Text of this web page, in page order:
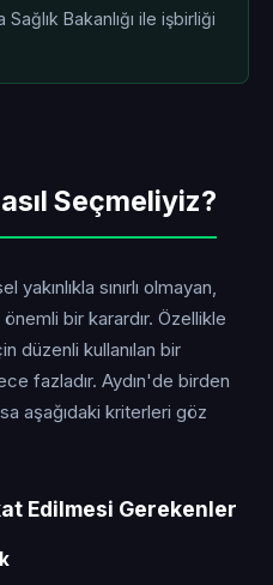
Bakanlığı ile işbirliği
Seçmeliyiz?
sınırlı olmayan,
önemli bir karardır. Özellikle
düzenli kullanılan bir
fazladır. Aydın'de birden
aşağıdaki kriterleri göz
Edilmesi Gerekenler